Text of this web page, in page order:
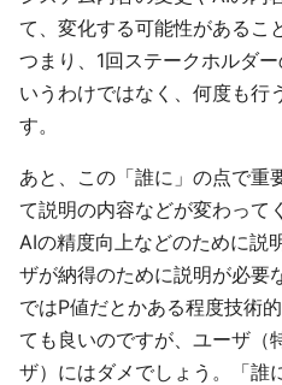
て、変化する可能性があるこ
つまり、1回ステークホルダ
いうわけではなく、何度も行
す。
あと、この「誰に」の点で重
て説明の内容などが変わって
AIの精度向上などのために説
ザが納得のために説明が必要
ではP値だとかある程度技術
ても良いのですが、ユーザ（
ザ）にはダメでしょう。「誰